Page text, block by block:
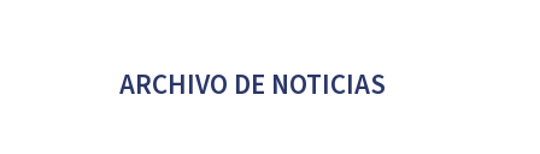
ARCHIVO DE NOTICIAS